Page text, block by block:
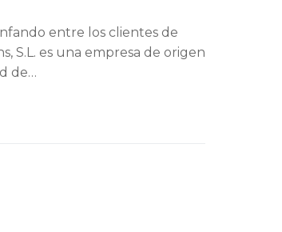
entre los clientes de
S.L. es una empresa de origen
de…